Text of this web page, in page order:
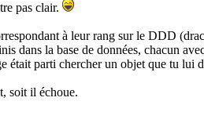
pas clair.
à leur rang sur le DDD
la base de données, chacun
parti chercher un objet que tu lui
soit il échoue.